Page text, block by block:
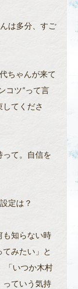
は多分、すご
ちゃんが来て
コツ”って言
てくださ
って。自信を
定は？
も知らない時
みたい」と
「いつか木村
っていう気持